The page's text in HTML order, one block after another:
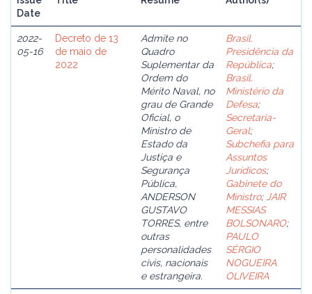
Date
2022-
05-16
Decreto de 13
de maio de
2022
Admite no
Quadro
Suplementar da
Ordem do
Mérito Naval, no
grau de Grande
Oficial, o
Ministro de
Estado da
Justiça e
Segurança
Pública,
ANDERSON
GUSTAVO
TORRES, entre
outras
personalidades
civis, nacionais
e estrangeira.
Brasil.
Presidência da
República;
Brasil.
Ministério da
Defesa;
Secretaria-
Geral;
Subchefia para
Assuntos
Jurídicos;
Gabinete do
Ministro; JAIR
MESSIAS
BOLSONARO;
PAULO
SÉRGIO
NOGUEIRA
OLIVEIRA